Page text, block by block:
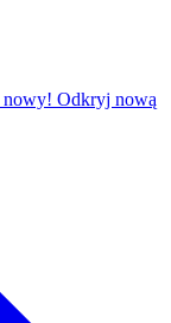
nowy! Odkryj nową